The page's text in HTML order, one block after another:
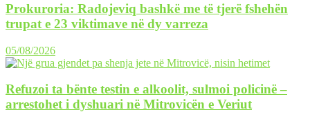
Prokuroria: Radojeviq bashkë me të tjerë fshehën
trupat e 23 viktimave në dy varreza
05/08/2026
Refuzoi ta bënte testin e alkoolit, sulmoi policinë –
arrestohet i dyshuari në Mitrovicën e Veriut